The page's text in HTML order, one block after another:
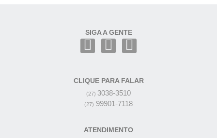
SIGA A GENTE
CLIQUE PARA FALAR
(27) 3038-3510
(27) 99901-7118
ATENDIMENTO